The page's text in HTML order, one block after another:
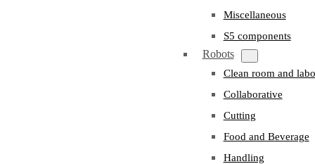
Miscellaneous
S5 components
Robots
Clean room and
Collaborative
Cutting
Food and Beverage
Handling